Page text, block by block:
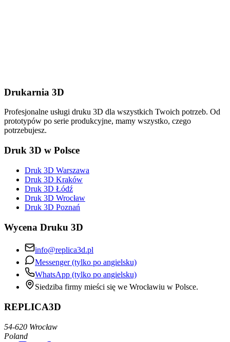
Drukarnia 3D
Profesjonalne usługi druku 3D dla wszystkich Twoich potrzeb. Od
prototypów po serie produkcyjne, mamy wszystko, czego
potrzebujesz.
Druk 3D w Polsce
Druk 3D Warszawa
Druk 3D Kraków
Druk 3D Łódź
Druk 3D Wrocław
Druk 3D Poznań
Wycena Druku 3D
info@replica3d.pl
Messenger (tylko po angielsku)
WhatsApp (tylko po angielsku)
Siedziba firmy mieści się we Wrocławiu w Polsce.
REPLICA3D
54-620 Wrocław
Poland